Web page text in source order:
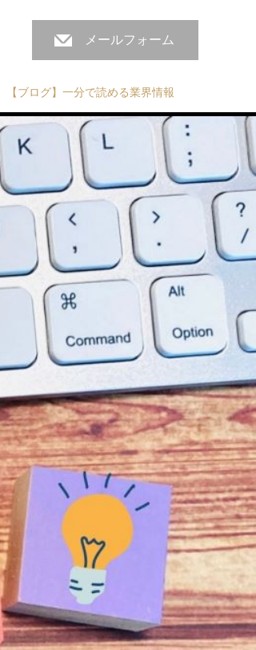
メールフォーム
【ブログ】一分で読める業界情報